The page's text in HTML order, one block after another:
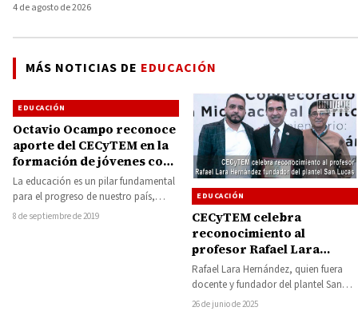
4 de agosto de 2026
MÁS NOTICIAS DE EDUCACIÓN
EDUCACIÓN
Octavio Ocampo reconoce
aporte del CECyTEM en la
formación de jóvenes con
futuro
La educación es un pilar fundamental
para el progreso de nuestro país,
porque apostarle a su fortalecimiento
8 de septiembre de 2019
EDUCACIÓN
CECyTEM celebra
reconocimiento al
profesor Rafael Lara
Hernández fundador del
plantel San Lucas
Rafael Lara Hernández, quien fuera
docente y fundador del plantel San
Lucas del Colegio de Estudios
26 de junio de 2025